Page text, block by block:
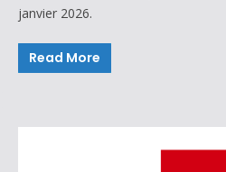
janvier 2026.
Read More